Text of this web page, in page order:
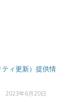
ィ更新）提供情
2023年6月20日